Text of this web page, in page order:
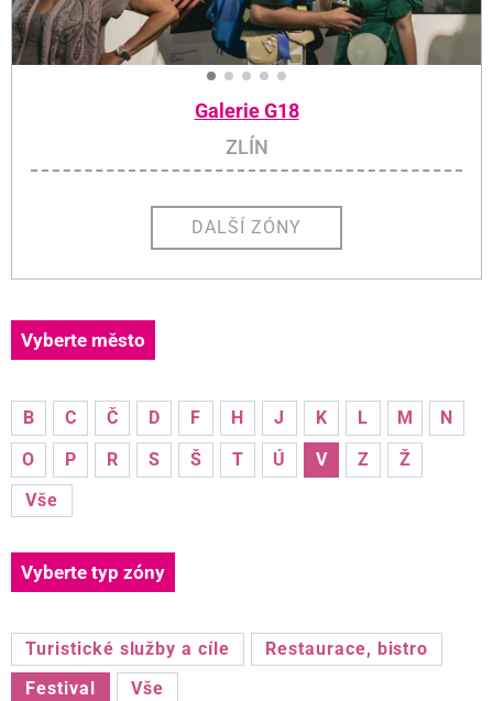
Galerie G18
ZLÍN
DALŠÍ ZÓNY
Vyberte město
B C Č D F H J K L M
N
O
P R S Š T Ú V Z
Ž
Vše
Vyberte typ zóny
Turistické služby a cíle
Restaurace, bistro
Festival
Vše